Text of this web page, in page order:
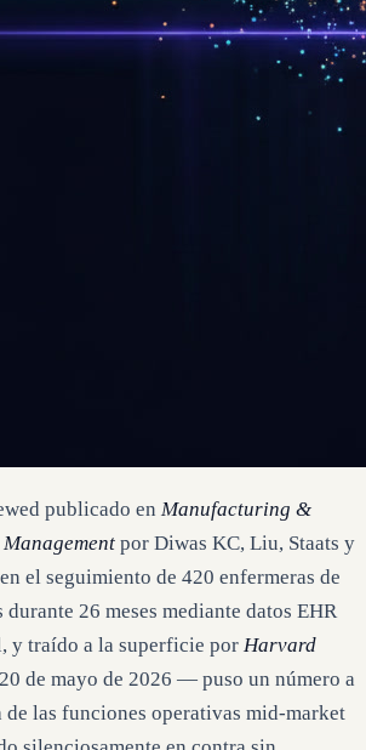
publicado en Manufacturing &
por Diwas KC, Liu, Staats y
el seguimiento de 420 enfermeras de
26 meses mediante datos EHR
y traído a la superficie por Harvard
de mayo de 2026 — puso un número a
las funciones operativas mid-market